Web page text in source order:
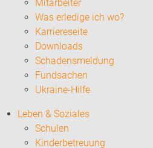
Mitarbeiter
Was erledige ich wo?
Karriereseite
Downloads
Schadensmeldung
Fundsachen
Ukraine-Hilfe
Leben & Soziales
Schulen
Kinderbetreuung